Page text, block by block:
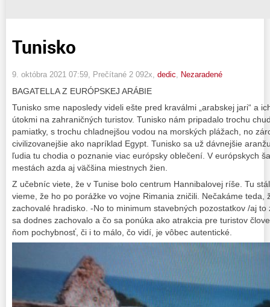
Tunisko
9. októbra 2021 07:59 , Prečítané 2 092x, dedic Nezaradené
BAGATELLA Z EURÓPSKEJ ARÁBIE
Tunisko sme naposledy videli ešte pred kraválmi „arabskej jari“ a
útokmi na zahraničných turistov. Tunisko nám pripadalo trochu
pamiatky, s trochu chladnejšou vodou na morských plážach, no
civilizovanejšie ako napríklad Egypt. Tunisko sa už dávnejšie
ľudia tu chodia o poznanie viac európsky oblečení. V európskych
mestách azda aj väčšina miestnych žien.
Z učebníc viete, že v Tunise bolo centrum Hannibalovej ríše. Tu
vieme, že ho po porážke vo vojne Rimania zničili. Nečakáme teda,
zachovalé hradisko. -No to minimum stavebných pozostatkov /aj
sa dodnes zachovalo a čo sa ponúka ako atrakcia pre turistov
ňom pochybnosť, či i to málo, čo vidí, je vôbec autentické.